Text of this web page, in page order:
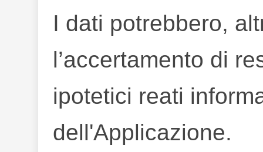
I dati potrebbero,
l’accertamento di
ipotetici reati
dell'Applicazione.